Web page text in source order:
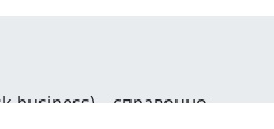
– справочно-